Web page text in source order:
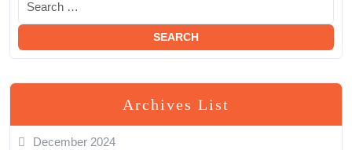
Archives List
December 2024